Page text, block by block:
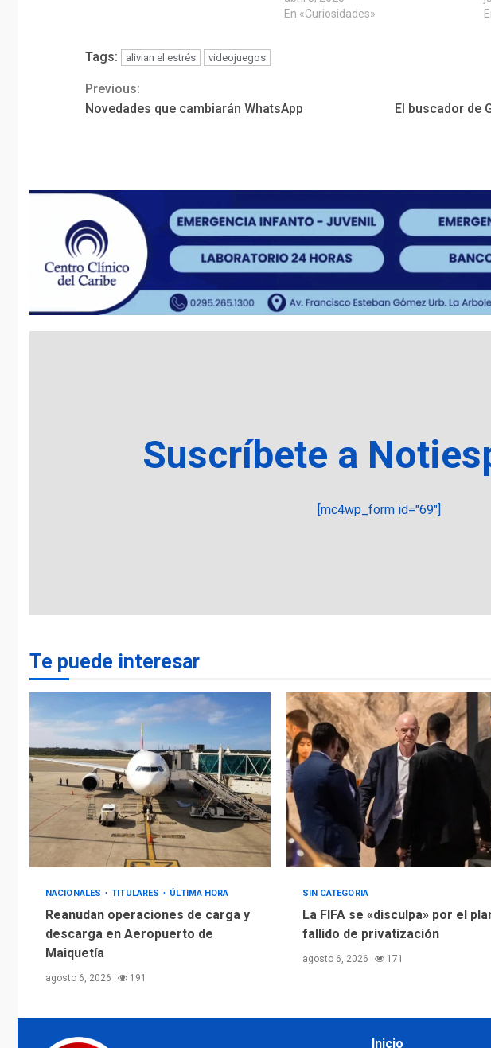
En «Curiosidades»
Tags: alivian el estrés videojuegos
Continue
Previous:
Novedades que cambiarán WhatsApp
El buscador de
Suscríbete a
[mc4wp_form id="69"]
Te puede interesar
NACIONALES TITULARES ÚLTIMA HORA
Reanudan operaciones de carga y
descarga en Aeropuerto de
Maiquetía
agosto 6, 2026 191
SIN CATEGORIA
La FIFA se «disculpa» por el
fallido de privatización
agosto 6, 2026 171
Inicio